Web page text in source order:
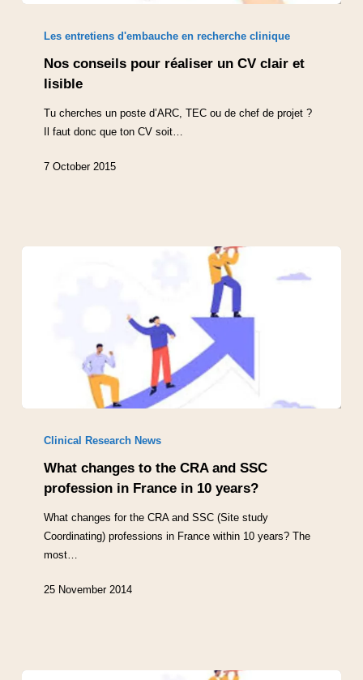
Les entretiens d'embauche en recherche clinique
Nos conseils pour réaliser un CV clair et
lisible
Tu cherches un poste d’ARC, TEC ou de chef de projet ?
Il faut donc que ton CV soit…
7 October 2015
Clinical Research News
What changes to the CRA and SSC
profession in France in 10 years?
What changes for the CRA and SSC (Site study
Coordinating) professions in France within 10 years? The
most…
25 November 2014